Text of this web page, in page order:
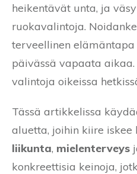
heikentävät unta, ja
ruokavalintoja.
terveellinen
päivässä vapaata
valintoja oikeissa
Tässä artikkelissa
aluetta, joihin kiire iskee
liikunta, mielenterveys
konkreettisia keinoja,